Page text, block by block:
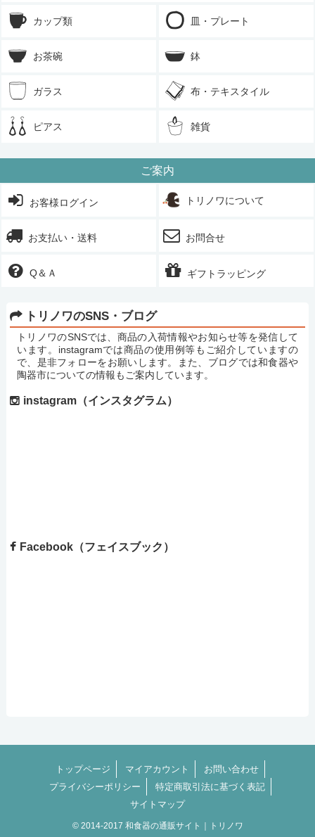
カップ類 皿・プレート
お茶碗 鉢
ガラス 布・テキスタイル
ピアス 雑貨
ご案内
お客様ログイン トリノワについて
お支払い・送料 お問合せ
Q＆Ａ ギフトラッピング
トリノワのSNS・ブログ
トリノワのSNSでは、商品の入荷情報やお知らせ等を発信して
います。instagramでは商品の使用例等もご紹介していますの
で、是非フォローをお願いします。また、ブログでは和食器や
陶器市についての情報もご案内しています。
instagram（インスタグラム）
Facebook（フェイスブック）
トップページ マイアカウント
お問い合わせ
プライバシーポリシー
特定商取引法に基づく表記
サイトマップ
© 2014-2017 和食器の通販サイト｜トリノワ